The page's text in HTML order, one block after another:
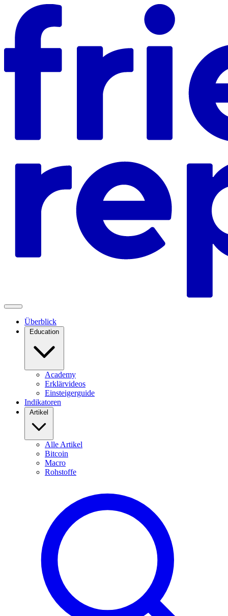
Überblick
Education
Academy
Erklärvideos
Einsteigerguide
Indikatoren
Artikel
Alle Artikel
Bitcoin
Macro
Rohstoffe